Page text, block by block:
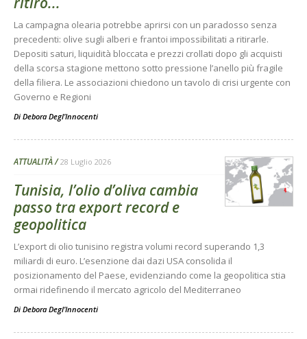
La campagna olearia potrebbe aprirsi con un paradosso senza
precedenti: olive sugli alberi e frantoi impossibilitati a ritirarle.
Depositi saturi, liquidità bloccata e prezzi crollati dopo gli acquisti
della scorsa stagione mettono sotto pressione l’anello più fragile
della filiera. Le associazioni chiedono un tavolo di crisi urgente con
Governo e Regioni
Di Debora Degl’Innocenti
ATTUALITÀ 28 Luglio 2026
Tunisia, l’olio d’oliva cambia
passo tra export record e
geopolitica
L’export di olio tunisino registra volumi record superando 1,3
miliardi di euro. L’esenzione dai dazi USA consolida il
posizionamento del Paese, evidenziando come la geopolitica stia
ormai ridefinendo il mercato agricolo del Mediterraneo
Di Debora Degl’Innocenti